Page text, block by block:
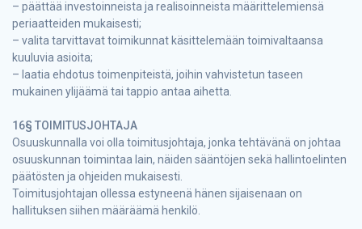
– päättää investoinneista ja realisoinneista määrittelemiensä
periaatteiden mukaisesti;
– valita tarvittavat toimikunnat käsittelemään toimivaltaansa
kuuluvia asioita;
– laatia ehdotus toimenpiteistä, joihin vahvistetun taseen
mukainen ylijäämä tai tappio antaa aihetta.
16§ TOIMITUSJOHTAJA
Osuuskunnalla voi olla toimitusjohtaja, jonka tehtävänä on johtaa
osuuskunnan toimintaa lain, näiden sääntöjen sekä hallintoelinten
päätösten ja ohjeiden mukaisesti.
Toimitusjohtajan ollessa estyneenä hänen sijaisenaan on
hallituksen siihen määräämä henkilö.